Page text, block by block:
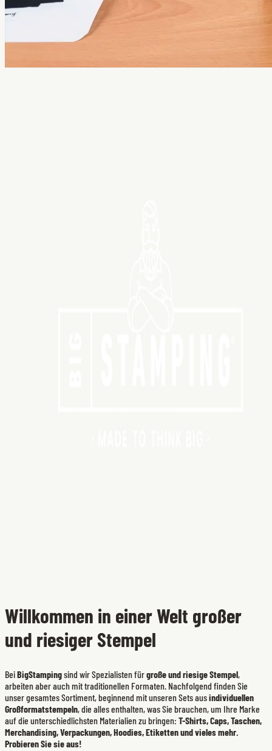
Willkommen in einer Welt großer
und riesiger Stempel
BeiBigStampingsind wir Spezialisten fürgroße und riesige Stempel,
arbeiten aber auch mit traditionellen Formaten. Nachfolgend finden Sie
unser gesamtes Sortiment, beginnend mit unseren Sets ausindividuellen
Großformatstempeln, die alles enthalten, was Sie brauchen, um Ihre Marke
auf die unterschiedlichsten Materialien zu bringen: T-Shirts, Caps, Taschen,
Merchandising, Verpackungen, Hoodies, Etiketten und vieles mehr.
Probieren Sie sie aus!